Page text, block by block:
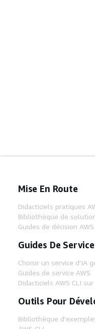
Mise En Route
Didacticiels pratiques
Bibliothèque de
Guides de décision AWS
Guides De Service
Choisir un service d'IA
Guides de service AWS
Didacticiels AWS CLI
Outils Pour
Bibliothèque